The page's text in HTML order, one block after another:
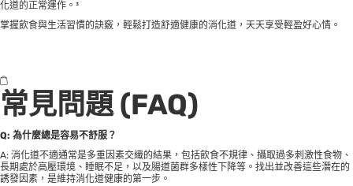
化道的正常運作。³
掌握飲食與生活習慣的訣竅，輕鬆打造舒適健康的消化道，天天享受輕盈好心情。
常見問題 (FAQ)
Q: 為什麼總是容易不舒服？
A: 消化道不適通常是多重因素交織的結果，包括飲食不規律、攝取過多刺激性食物、
長期處於高壓環境、睡眠不足，以及腸道菌群多樣性下降等。找出並改善這些潛在的
誘發因素，是維持消化道健康的第一步。